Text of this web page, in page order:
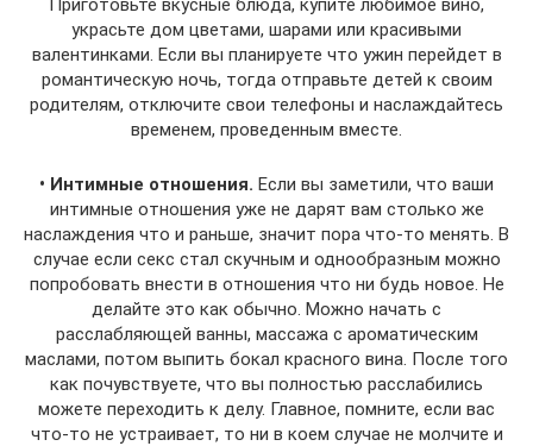
украсьте дом цветами, шарами или красивыми
валентинками. Если вы планируете что ужин перейдет в
романтическую ночь, тогда отправьте детей к своим
родителям, отключите свои телефоны и наслаждайтесь
временем, проведенным вместе.
• Интимные отношения. Если вы заметили, что ваши
интимные отношения уже не дарят вам столько же
наслаждения что и раньше, значит пора что-то менять. В
случае если секс стал скучным и однообразным можно
попробовать внести в отношения что ни будь новое. Не
делайте это как обычно. Можно начать с
расслабляющей ванны, массажа с ароматическим
маслами, потом выпить бокал красного вина. После того
как почувствуете, что вы полностью расслабились
можете переходить к делу. Главное, помните, если вас
что-то не устраивает, то ни в коем случае не молчите и